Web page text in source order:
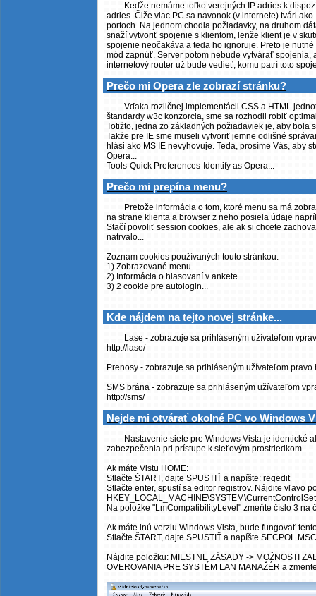
Keďže nemáme toľko verejných IP adries k
adries. Čiže viac PC sa navonok (v internete) tvári
portoch. Na jednom chodia požiadavky, na druhom
snaží vytvoriť spojenie s klientom, lenže klient je v
spojenie neočakáva a teda ho ignoruje. Preto je
mód zapnúť. Server potom nebude vytvárať
internetový router už bude vedieť, komu patrí toto
Prečo mi Opera zle zobrazí stránku?
Vďaka rozličnej implementácii CSS a HTML
štandardy w3c konzorcia, sme sa rozhodli robiť
Totižto, jedna zo základných požiadaviek je, aby bola
Takže pre IE sme museli vytvoriť jemne odlišné
hlási ako MS IE nevyhovuje. Teda, prosíme Vás, aby
Opera...
Tools-Quick Preferences-Identify as Opera...
Prečo mi prepína menu?
Pretože informácia o tom, ktoré menu sa má
na strane klienta a browser z neho posiela údaje
Stačí povoliť session cookies, ale ak si chcete
natrvalo...
Zoznam cookies používaných touto stránkou:
1) Zobrazované menu
2) Informácia o hlasovaní v ankete
3) 2 cookie pre autologin...
Kde nájdem na tejto novej stránke...
Lase - zobrazuje sa prihláseným užívateľom
http://lase/
Prenosy - zobrazuje sa prihláseným užívateľom pravo
SMS brána - zobrazuje sa prihláseným užívateľom
http://sms/
Nejde mi otvárať okolné PC vo Windows
Nastavenie siete pre Windows Vista je identické
zabezpečenia pri prístupe k sieťovým prostriedkom.
Ak máte Vistu HOME:
Stlačte ŠTART, dajte SPUSTIŤ a napíšte: regedit
Stlačte enter, spustí sa editor registrov. Nájdite vľavo
Na položke "LmCompatibilityLevel" zmeňte číslo 3 na
Ak máte inú verziu Windows Vista, bude fungovať
Stlačte ŠTART, dajte SPUSTIŤ a napíšte
Nájdite položku: MIESTNE ZÁSADY -> MOŽNOSTI
OVEROVANIA PRE SYSTÉM LAN MANAŽÉR a